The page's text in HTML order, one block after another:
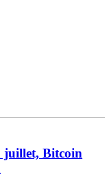
juillet, Bitcoin